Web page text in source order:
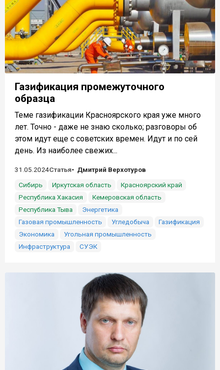
Газификация промежуточного
образца
Теме газификации Красноярского края уже много
лет. Точно - даже не знаю сколько; разговоры об
этом идут еще с советских времен. Идут и по сей
день. Из наиболее свежих...
31.05.2024Статья
Дмитрий Верхотуров
Сибирь
Иркутская область
Красноярский край
Республика Хакасия
Кемеровская область
Республика Тыва
Энергетика
Газовая промышленность
Угледобыча
Газификация
Экономика
Угольная промышленность
Инфраструктура
СУЭК